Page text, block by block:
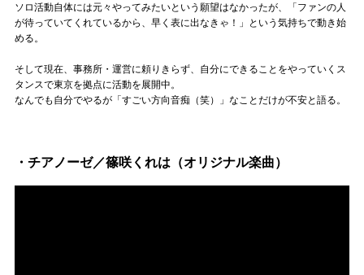
ソロ活動自体には元々やってみたいという願望はなかったが、「ファンの人
が待っていてくれているから、早く表に出なきゃ！」という気持ちで動き始
める。
そして現在、事務所・運営に頼りきらず、自分にできることをやっていくス
タンスで東京を拠点に活動を展開中。
なんでも自分でやるが「すごい方向音痴（笑）」なことだけが不安と語る。
・チアノーゼ／篠咲くれは（オリジナル楽曲）